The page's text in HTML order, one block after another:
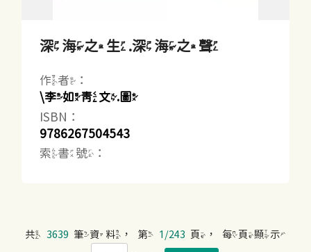
深海之生.深海之聲
作者：
\李如青文.圖
ISBN：
9786267504543
索書號：
共 3639 筆資料，第 1/243 頁，每頁顯示